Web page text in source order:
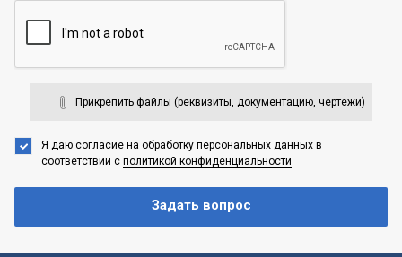
Прикрепить файлы (реквизиты, документацию, чертежи)
Я даю согласие на обработку персональных данных в
соответствии с политикой конфиденциальности